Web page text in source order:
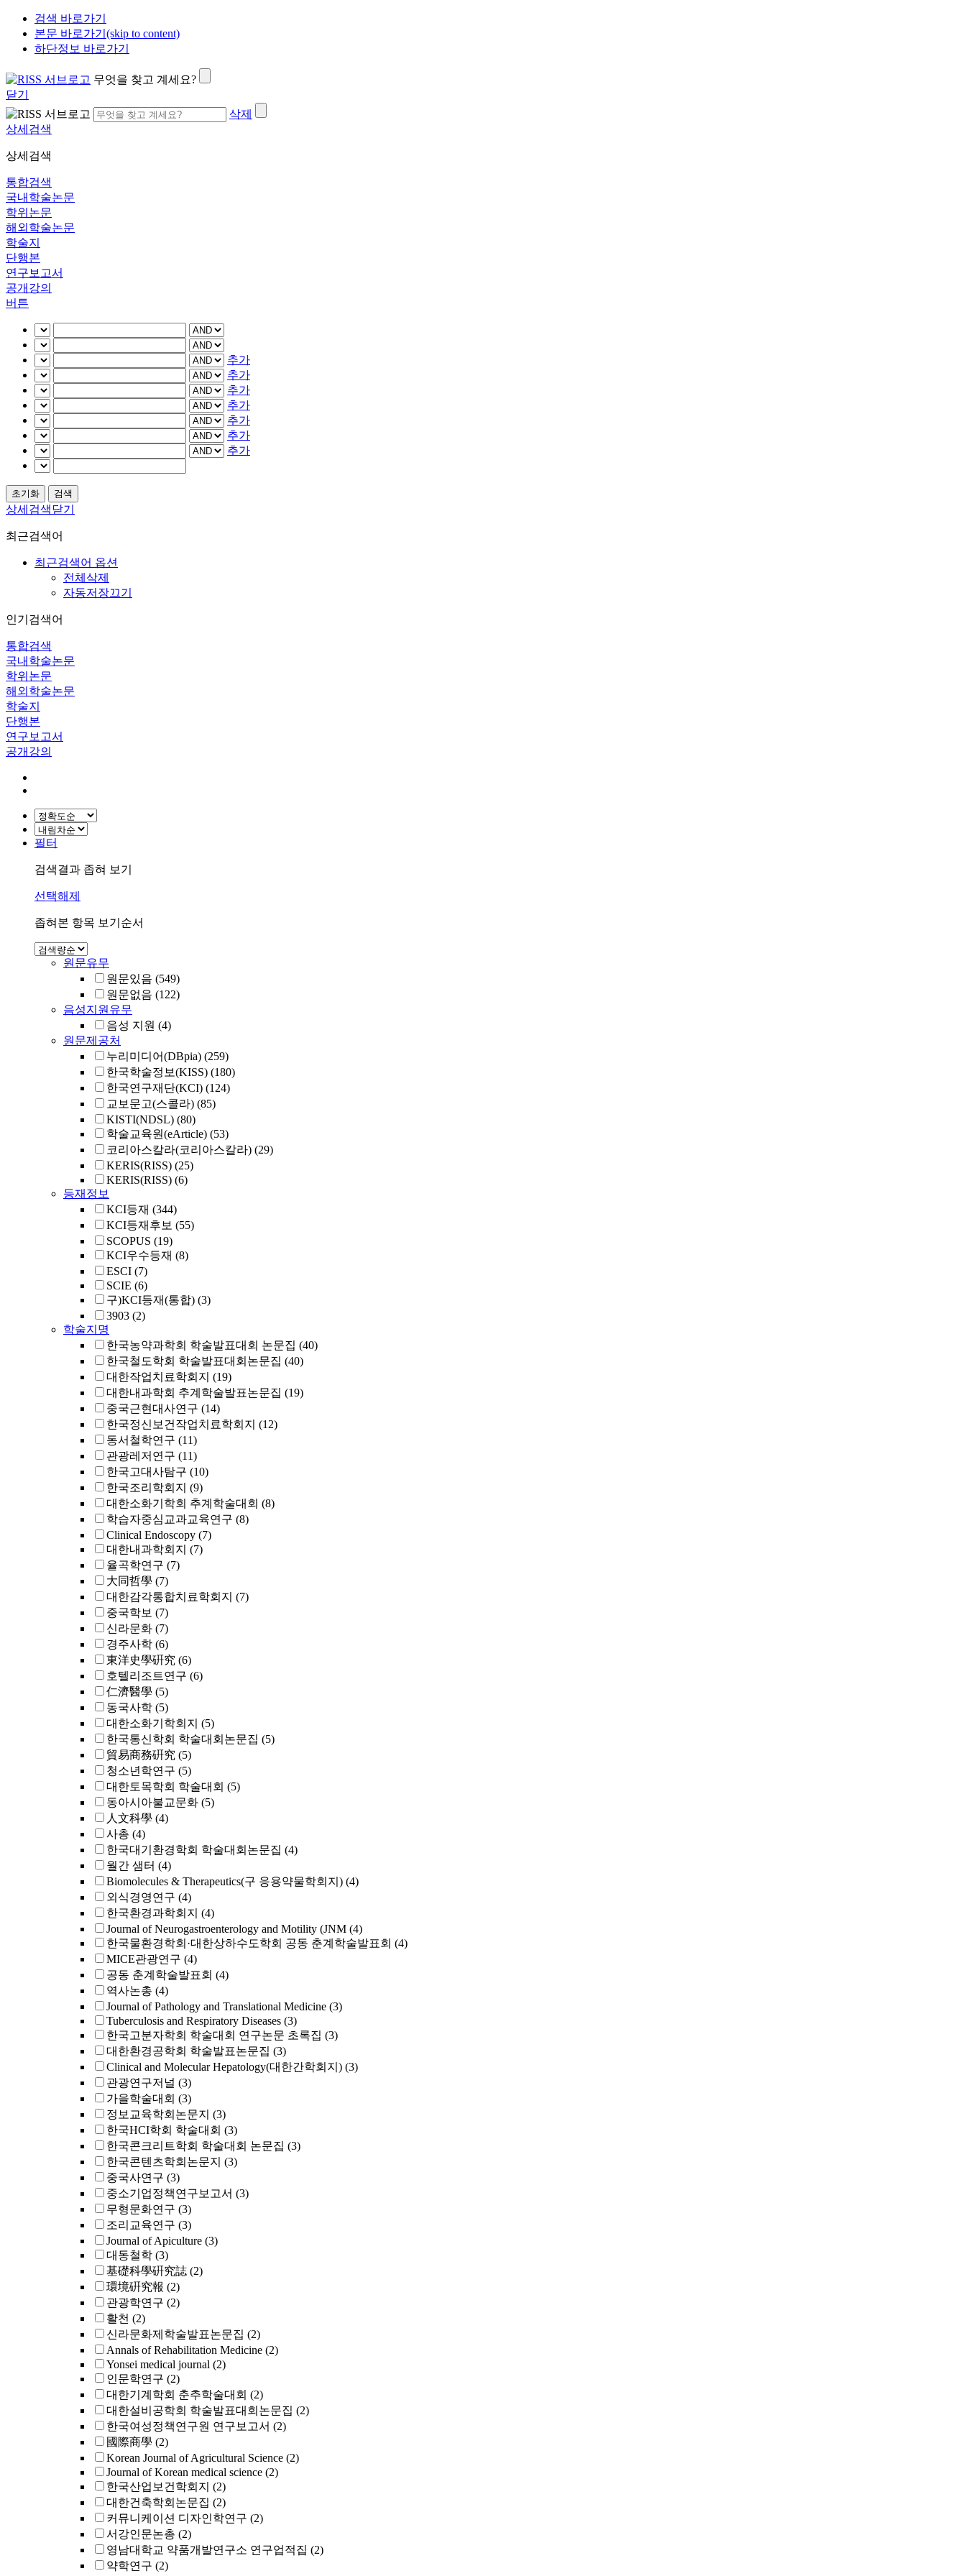
검색 바로가기
본문 바로가기(skip to content)
하단정보 바로가기
무엇을 찾고 계세요?
닫기
삭제
상세검색
상세검색
통합검색
국내학술논문
학위논문
해외학술논문
학술지
단행본
연구보고서
공개강의
버튼
추가
추가
추가
추가
추가
추가
추가
상세검색닫기
최근검색어
최근검색어 옵션
전체삭제
자동저장끄기
인기검색어
통합검색
국내학술논문
학위논문
해외학술논문
학술지
단행본
연구보고서
공개강의
필터
검색결과 좁혀 보기
선택해제
좁혀본 항목 보기순서
원문유무
원문있음 (549)
원문없음 (122)
음성지원유무
음성 지원 (4)
원문제공처
누리미디어(DBpia) (259)
한국학술정보(KISS) (180)
한국연구재단(KCI) (124)
교보문고(스콜라) (85)
KISTI(NDSL) (80)
학술교육원(eArticle) (53)
코리아스칼라(코리아스칼라) (29)
KERIS(RISS) (25)
KERIS(RISS) (6)
등재정보
KCI등재 (344)
KCI등재후보 (55)
SCOPUS (19)
KCI우수등재 (8)
ESCI (7)
SCIE (6)
구)KCI등재(통합) (3)
3903 (2)
학술지명
한국농약과학회 학술발표대회 논문집 (40)
한국철도학회 학술발표대회논문집 (40)
대한작업치료학회지 (19)
대한내과학회 추계학술발표논문집 (19)
중국근현대사연구 (14)
한국정신보건작업치료학회지 (12)
동서철학연구 (11)
관광레저연구 (11)
한국고대사탐구 (10)
한국조리학회지 (9)
대한소화기학회 추계학술대회 (8)
학습자중심교과교육연구 (8)
Clinical Endoscopy (7)
대한내과학회지 (7)
율곡학연구 (7)
大同哲學 (7)
대한감각통합치료학회지 (7)
중국학보 (7)
신라문화 (7)
경주사학 (6)
東洋史學硏究 (6)
호텔리조트연구 (6)
仁濟醫學 (5)
동국사학 (5)
대한소화기학회지 (5)
한국통신학회 학술대회논문집 (5)
貿易商務硏究 (5)
청소년학연구 (5)
대한토목학회 학술대회 (5)
동아시아불교문화 (5)
人文科學 (4)
사총 (4)
한국대기환경학회 학술대회논문집 (4)
월간 샘터 (4)
Biomolecules & Therapeutics(구 응용약물학회지) (4)
외식경영연구 (4)
한국환경과학회지 (4)
Journal of Neurogastroenterology and Motility (JNM (4)
한국물환경학회·대한상하수도학회 공동 춘계학술발표회 (4)
MICE관광연구 (4)
공동 춘계학술발표회 (4)
역사논총 (4)
Journal of Pathology and Translational Medicine (3)
Tuberculosis and Respiratory Diseases (3)
한국고분자학회 학술대회 연구논문 초록집 (3)
대한환경공학회 학술발표논문집 (3)
Clinical and Molecular Hepatology(대한간학회지) (3)
관광연구저널 (3)
가을학술대회 (3)
정보교육학회논문지 (3)
한국HCI학회 학술대회 (3)
한국콘크리트학회 학술대회 논문집 (3)
한국콘텐츠학회논문지 (3)
중국사연구 (3)
중소기업정책연구보고서 (3)
무형문화연구 (3)
조리교육연구 (3)
Journal of Apiculture (3)
대동철학 (3)
基礎科學硏究誌 (2)
環境硏究報 (2)
관광학연구 (2)
활천 (2)
신라문화제학술발표논문집 (2)
Annals of Rehabilitation Medicine (2)
Yonsei medical journal (2)
인문학연구 (2)
대한기계학회 춘추학술대회 (2)
대한설비공학회 학술발표대회논문집 (2)
한국여성정책연구원 연구보고서 (2)
國際商學 (2)
Korean Journal of Agricultural Science (2)
Journal of Korean medical science (2)
한국산업보건학회지 (2)
대한건축학회논문집 (2)
커뮤니케이션 디자인학연구 (2)
서강인문논총 (2)
영남대학교 약품개발연구소 연구업적집 (2)
약학연구 (2)